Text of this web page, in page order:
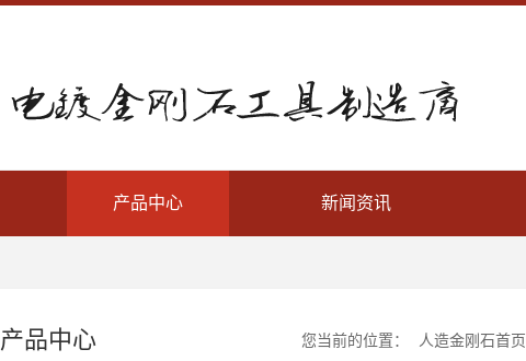
产品中心 新闻资讯
产品中心 您当前的位置： 人造金刚石首页